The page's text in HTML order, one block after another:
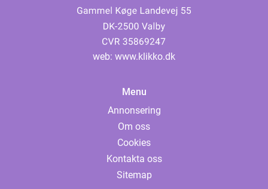
web: www.klikko.dk
Menu
Annonsering
Om oss
Cookies
Kontakta oss
Sitemap